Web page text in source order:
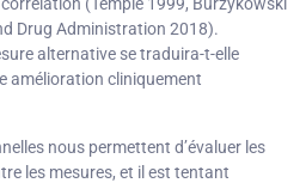
(Temple 1999, Burzykowski
Drug Administration 2018).
alternative se traduira-t-elle
amélioration cliniquement
nous permettent d’évaluer les
les mesures, et il est tentant